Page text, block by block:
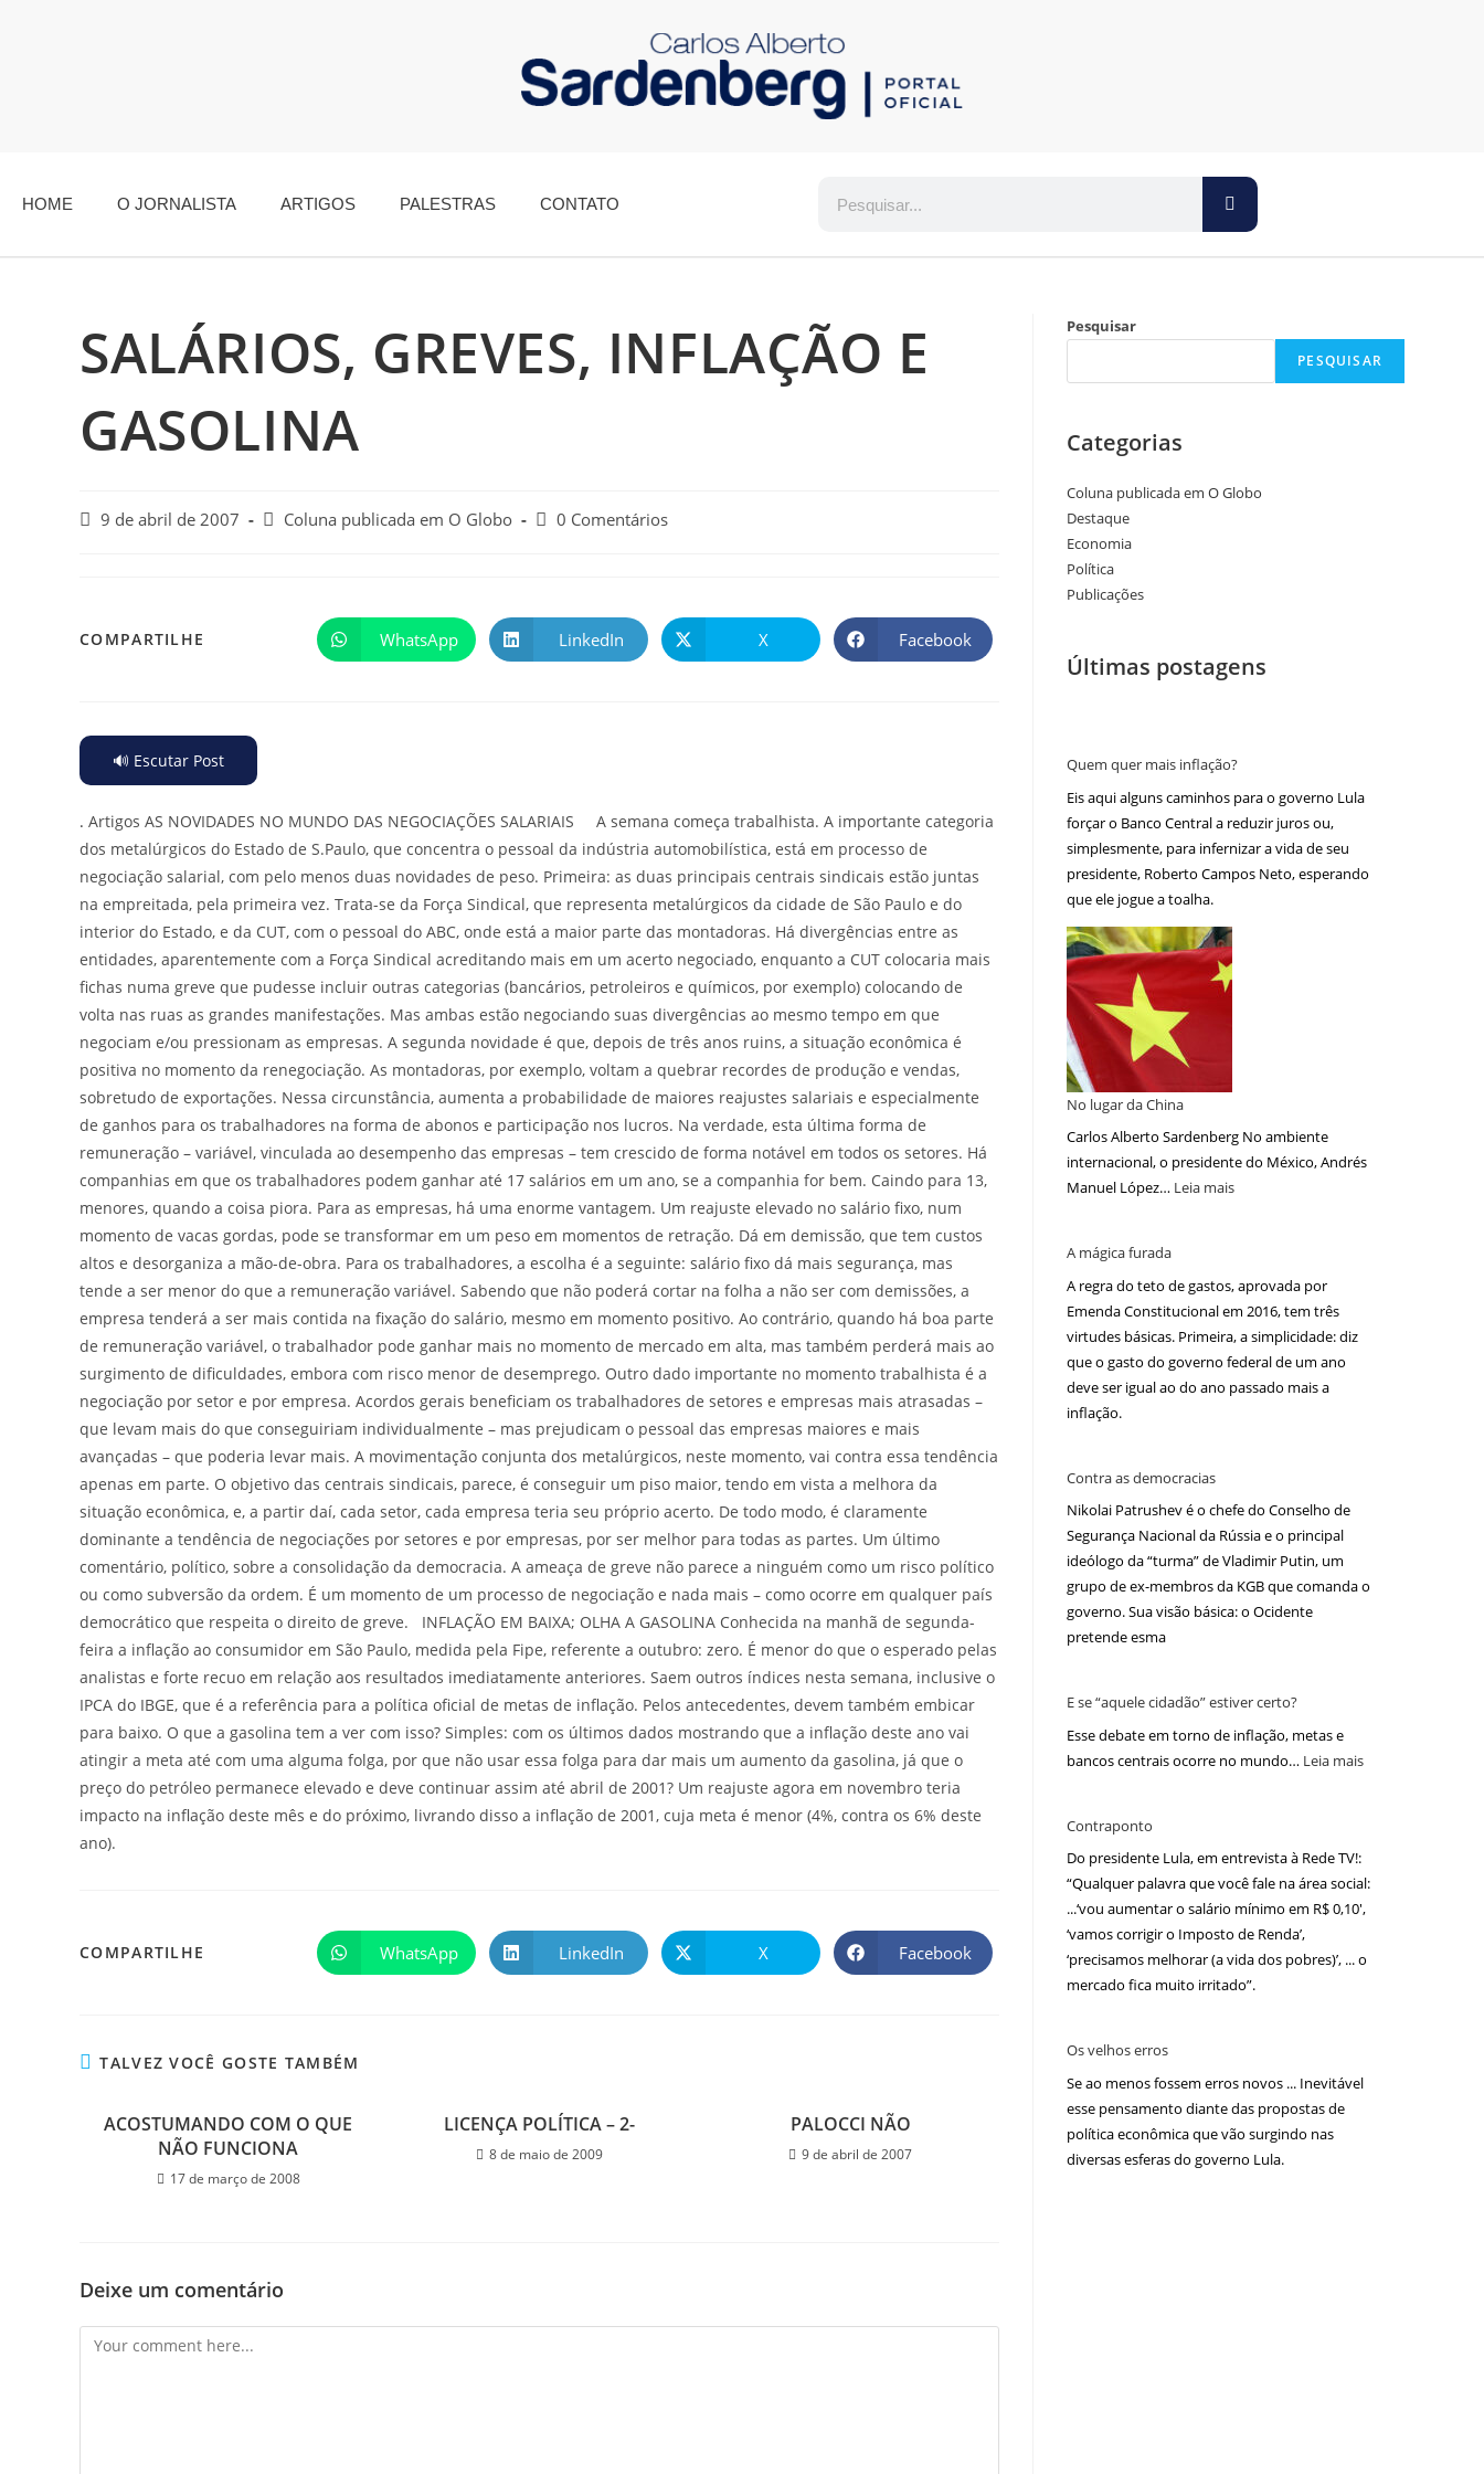
HOME O JORNALISTA ARTIGOS PALESTRAS CONTATO
SALÁRIOS, GREVES, INFLAÇÃO E
GASOLINA
9 de abril de 2007 Coluna publicada em O Globo 0 Comentários
COMPARTILHE WhatsApp LinkedIn X Facebook
🔊 Escutar Post
. Artigos AS NOVIDADES NO MUNDO DAS NEGOCIAÇÕES SALARIAIS A semana começa trabalhista. A importante categoria
dos metalúrgicos do Estado de S.Paulo, que concentra o pessoal da indústria automobilística, está em processo de
negociação salarial, com pelo menos duas novidades de peso. Primeira: as duas principais centrais sindicais estão juntas
na empreitada, pela primeira vez. Trata-se da Força Sindical, que representa metalúrgicos da cidade de São Paulo e do
interior do Estado, e da CUT, com o pessoal do ABC, onde está a maior parte das montadoras. Há divergências entre as
entidades, aparentemente com a Força Sindical acreditando mais em um acerto negociado, enquanto a CUT colocaria mais
fichas numa greve que pudesse incluir outras categorias (bancários, petroleiros e químicos, por exemplo) colocando de
volta nas ruas as grandes manifestações. Mas ambas estão negociando suas divergências ao mesmo tempo em que
negociam e/ou pressionam as empresas. A segunda novidade é que, depois de três anos ruins, a situação econômica é
positiva no momento da renegociação. As montadoras, por exemplo, voltam a quebrar recordes de produção e vendas,
sobretudo de exportações. Nessa circunstância, aumenta a probabilidade de maiores reajustes salariais e especialmente
de ganhos para os trabalhadores na forma de abonos e participação nos lucros. Na verdade, esta última forma de
remuneração – variável, vinculada ao desempenho das empresas – tem crescido de forma notável em todos os setores. Há
companhias em que os trabalhadores podem ganhar até 17 salários em um ano, se a companhia for bem. Caindo para 13,
menores, quando a coisa piora. Para as empresas, há uma enorme vantagem. Um reajuste elevado no salário fixo, num
momento de vacas gordas, pode se transformar em um peso em momentos de retração. Dá em demissão, que tem custos
altos e desorganiza a mão-de-obra. Para os trabalhadores, a escolha é a seguinte: salário fixo dá mais segurança, mas
tende a ser menor do que a remuneração variável. Sabendo que não poderá cortar na folha a não ser com demissões, a
empresa tenderá a ser mais contida na fixação do salário, mesmo em momento positivo. Ao contrário, quando há boa parte
de remuneração variável, o trabalhador pode ganhar mais no momento de mercado em alta, mas também perderá mais ao
surgimento de dificuldades, embora com risco menor de desemprego. Outro dado importante no momento trabalhista é a
negociação por setor e por empresa. Acordos gerais beneficiam os trabalhadores de setores e empresas mais atrasadas –
que levam mais do que conseguiriam individualmente – mas prejudicam o pessoal das empresas maiores e mais
avançadas – que poderia levar mais. A movimentação conjunta dos metalúrgicos, neste momento, vai contra essa tendência
apenas em parte. O objetivo das centrais sindicais, parece, é conseguir um piso maior, tendo em vista a melhora da
situação econômica, e, a partir daí, cada setor, cada empresa teria seu próprio acerto. De todo modo, é claramente
dominante a tendência de negociações por setores e por empresas, por ser melhor para todas as partes. Um último
comentário, político, sobre a consolidação da democracia. A ameaça de greve não parece a ninguém como um risco político
ou como subversão da ordem. É um momento de um processo de negociação e nada mais – como ocorre em qualquer país
democrático que respeita o direito de greve. INFLAÇÃO EM BAIXA; OLHA A GASOLINA Conhecida na manhã de segunda-
feira a inflação ao consumidor em São Paulo, medida pela Fipe, referente a outubro: zero. É menor do que o esperado pelas
analistas e forte recuo em relação aos resultados imediatamente anteriores. Saem outros índices nesta semana, inclusive o
IPCA do IBGE, que é a referência para a política oficial de metas de inflação. Pelos antecedentes, devem também embicar
para baixo. O que a gasolina tem a ver com isso? Simples: com os últimos dados mostrando que a inflação deste ano vai
atingir a meta até com uma alguma folga, por que não usar essa folga para dar mais um aumento da gasolina, já que o
preço do petróleo permanece elevado e deve continuar assim até abril de 2001? Um reajuste agora em novembro teria
impacto na inflação deste mês e do próximo, livrando disso a inflação de 2001, cuja meta é menor (4%, contra os 6% deste
ano).
COMPARTILHE WhatsApp LinkedIn X Facebook
TALVEZ VOCÊ GOSTE TAMBÉM
ACOSTUMANDO COM O QUE
NÃO FUNCIONA
17 de março de 2008
LICENÇA POLÍTICA – 2-
8 de maio de 2009
PALOCCI NÃO
9 de abril de 2007
Deixe um comentário
Pesquisar
PESQUISAR
Categorias
Coluna publicada em O Globo
Destaque
Economia
Política
Publicações
Últimas postagens
Quem quer mais inflação?
Eis aqui alguns caminhos para o governo Lula
forçar o Banco Central a reduzir juros ou,
simplesmente, para infernizar a vida de seu
presidente, Roberto Campos Neto, esperando
que ele jogue a toalha.
No lugar da China
Carlos Alberto Sardenberg No ambiente
internacional, o presidente do México, Andrés
Manuel López… Leia mais
A mágica furada
A regra do teto de gastos, aprovada por
Emenda Constitucional em 2016, tem três
virtudes básicas. Primeira, a simplicidade: diz
que o gasto do governo federal de um ano
deve ser igual ao do ano passado mais a
inflação.
Contra as democracias
Nikolai Patrushev é o chefe do Conselho de
Segurança Nacional da Rússia e o principal
ideólogo da “turma” de Vladimir Putin, um
grupo de ex-membros da KGB que comanda o
governo. Sua visão básica: o Ocidente
pretende esma
E se “aquele cidadão” estiver certo?
Esse debate em torno de inflação, metas e
bancos centrais ocorre no mundo… Leia mais
Contraponto
Do presidente Lula, em entrevista à Rede TV!:
“Qualquer palavra que você fale na área social:
...‘vou aumentar o salário mínimo em R$ 0,10′,
‘vamos corrigir o Imposto de Renda’,
‘precisamos melhorar (a vida dos pobres)’, ... o
mercado fica muito irritado”.
Os velhos erros
Se ao menos fossem erros novos ... Inevitável
esse pensamento diante das propostas de
política econômica que vão surgindo nas
diversas esferas do governo Lula.